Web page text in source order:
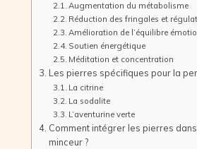
Augmentation du métabolisme
Réduction des fringales et
Amélioration de l’équilibre
Soutien énergétique
Méditation et concentration
Les pierres spécifiques pour la
La citrine
La sodalite
L’aventurine verte
Comment intégrer les pierres
minceur ?